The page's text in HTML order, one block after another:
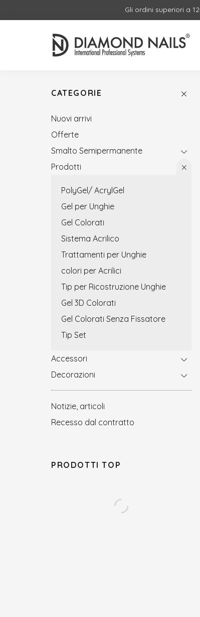
Gli ordini superiori a
CATEGORIE
Nuovi arrivi
Offerte
Smalto Semipermanente
Prodotti
PolyGel/ AcrylGel
Gel per Unghie
Gel Colorati
Sistema Acrilico
Trattamenti per Unghie
colori per Acrilici
Tip per Ricostruzione Unghie
Gel 3D Colorati
Gel Colorati Senza Fissatore
Tip Set
Accessori
Decorazioni
Notizie, articoli
Recesso dal contratto
PRODOTTI TOP